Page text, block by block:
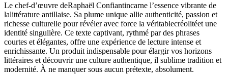
Le chef-d’œuvre deRaphaël Confiantincarne l’essence vibrante de
lalittérature antillaise. Sa plume unique allie authenticité, passion et
richesse culturelle pour révéler avec force la véritablecréolitéet une
identité singulière. Ce texte captivant, rythmé par des phrases
courtes et élégantes, offre une expérience de lecture intense et
enrichissante. Un produit indispensable pour élargir vos horizons
littéraires et découvrir une culture authentique, il sublime tradition et
modernité. À ne manquer sous aucun prétexte, absolument.